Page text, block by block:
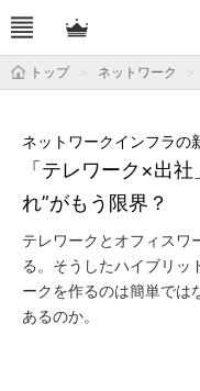
トップ ネットワーク
「テレワーク×出
れ”がもう限界？
ネットワークインフラの
テレワークとオフィスワ
る。そうしたハイブリッ
ークを作るのは簡単では
あるのか。